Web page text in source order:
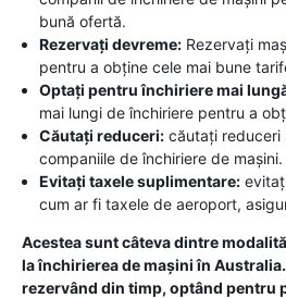
bună ofertă.
Rezervați devreme: Rezervați
pentru a obține cele mai bune
Optați pentru închiriere mai
mai lungi de închiriere pentru a
Căutați reduceri: căutați reduceri
companiile de închiriere de mașini.
Evitați taxele suplimentare:
cum ar fi taxele de aeroport,
Acestea sunt câteva dintre
la închirierea de mașini în
rezervând din timp, optând pentru